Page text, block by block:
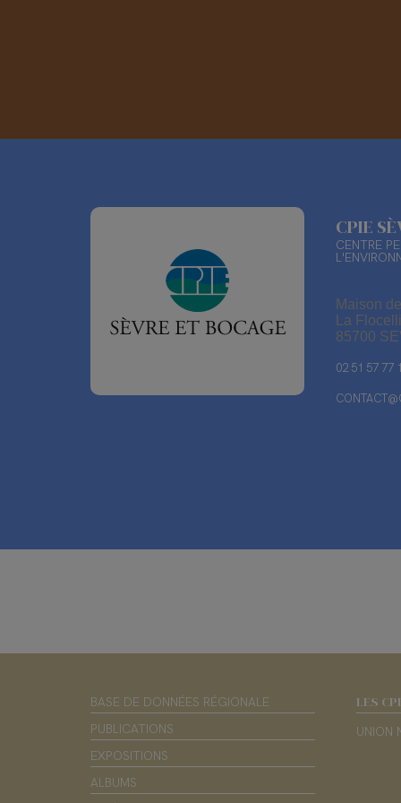
CPIE
CENTRE
Maison
La
85700
02 51 57 77
BASE DE DONNÉES RÉGIONALE
PUBLICATIONS
EXPOSITIONS
ALBUMS
LES
UNION